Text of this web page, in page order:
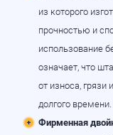
из которого
прочностью и
использование
означает, что
от износа,
долгого времени.
Фирменная